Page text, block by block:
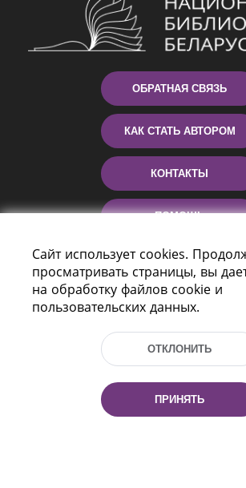
ОБРАТНАЯ СВЯЗЬ
КАК СТАТЬ АВТОРОМ
КОНТАКТЫ
ПОМОЩЬ
Пр-т Независимости 116
г. Минск, Республика Беларусь,
Тел.: (+375 17) 368 37 37, Факс:
Сайт использует cookies.
просматривать страницы, вы
на обработку файлов cookie и
пользовательских данных.
ОТКЛОНИТЬ
ПРИНЯТЬ